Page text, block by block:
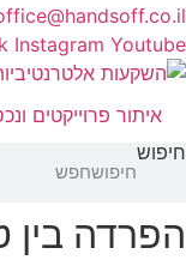
Instagram Youtube
איתור פרוייקטים
חיפוש
חיפוש
הפרדה בין